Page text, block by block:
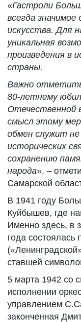
«Гастроли
всегда
искусства. Для
уникальная
произведения в
страны.
Важно
80-летнему
Отечественной
смысл этому
обмен служит
исторических
сохранению
народа», –
Самарской
В 1941 году
Куйбышев, где
Именно здесь, в
года
ставшей
5 марта 1942 со
исполнении
управлением
законченная